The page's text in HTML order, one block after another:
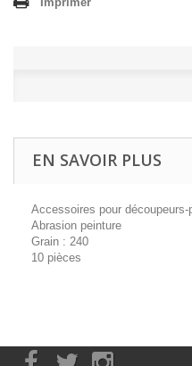
EN SAVOIR PLUS
Accessoires pour
Abrasion peinture
Grain : 240
10 pièces